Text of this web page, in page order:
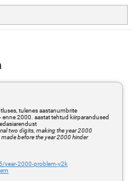
tulenes aastanumbrite
enne 2000. aastat tehtud kiirparandused
two digits, making the year 2000
before the year 2000 hinder
year-2000-problem-y2k